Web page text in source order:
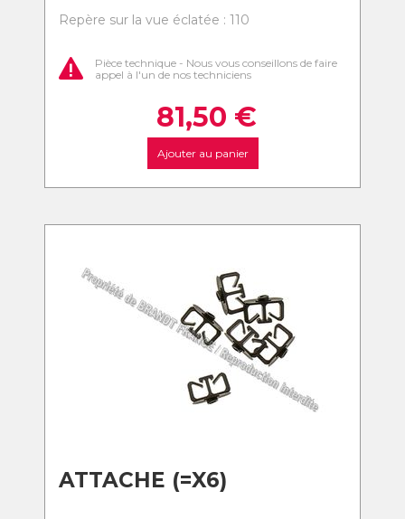
Repère sur la vue éclatée : 110
Pièce technique - Nous vous conseillons de faire
appel à l'un de nos techniciens
81,50 €
Ajouter au panier
ATTACHE (=X6)